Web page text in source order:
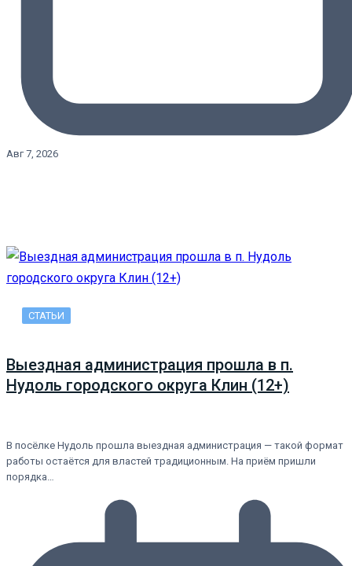
Авг 7, 2026
СТАТЬИ
Выездная администрация прошла в п.
Нудоль городского округа Клин (12+)
В посёлке Нудоль прошла выездная администрация — такой формат
работы остаётся для властей традиционным. На приём пришли
порядка…